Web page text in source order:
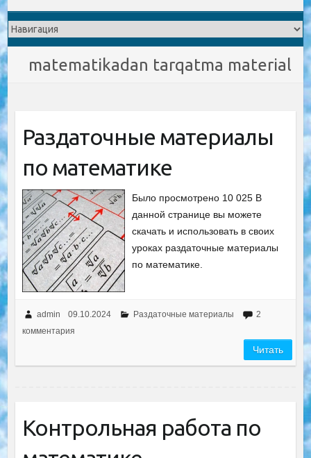
matematikadan tarqatma material
Раздаточные материалы
по математике
Было просмотрено 10 025 В
данной странице вы можете
скачать и использовать в своих
уроках раздаточные материалы
по математике.
admin 09.10.2024 Раздаточные материалы
2
комментария
Читать
Контрольная работа по